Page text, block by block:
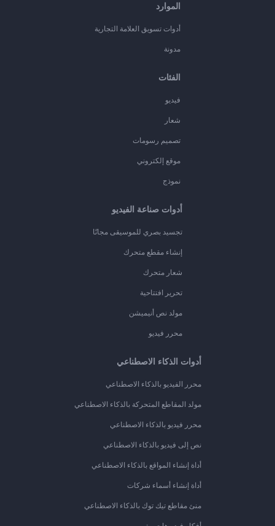
الموارد
أدوات تسويق العلامة التجارية
مدونة
الفئات
فيديو
شعار
تصميم رسومات
موقع إلكتروني
نموذج
أدوات صناعة الفيديو
تجسيد بصري للموسيقى مجانًا
إنشاء مقطع متحرك
شعار متحرك
تحرير افتتاحية
مولد نص أنيميشن
محرر فيديو
أدوات الذكاء الاصطناعي
محرر الفيديو بالذكاء الاصطناعي
مولد المقاطع المتحركة بالذكاء الاصطناعي
محرر فيديو بالذكاء الاصطناعي
نص إلى فيديو بالذكاء الاصطناعي
أداة إنشاء المواقع بالذكاء الاصطناعي
أداة إنشاء أسماء شركات
منئ مقاطع تيك توك بالذكاء الاصطناعي